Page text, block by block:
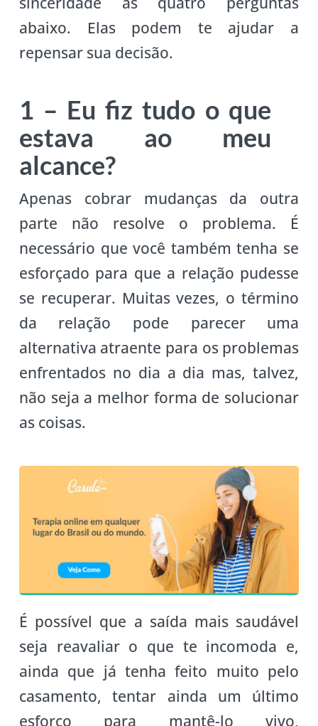
abaixo. Elas podem te ajudar a
repensar sua decisão.
1 – Eu fiz tudo o que
estava ao meu
alcance?
Apenas cobrar mudanças da outra
parte não resolve o problema. É
necessário que você também tenha se
esforçado para que a relação pudesse
se recuperar. Muitas vezes, o término
da relação pode parecer uma
alternativa atraente para os problemas
enfrentados no dia a dia mas, talvez,
não seja a melhor forma de solucionar
as coisas.
É possível que a saída mais saudável
seja reavaliar o que te incomoda e,
ainda que já tenha feito muito pelo
casamento, tentar ainda um último
esforço para mantê-lo vivo,